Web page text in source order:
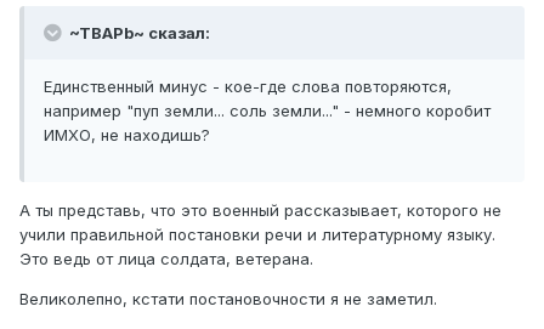
~TBAPb~ сказал:
Единственный минус - кое-где слова повторяются,
например "пуп земли... соль земли..." - немного коробит
ИМХО, не находишь?
А ты представь, что это военный рассказывает, которого не
учили правильной постановки речи и литературному языку.
Это ведь от лица солдата, ветерана.
Великолепно, кстати постановочности я не заметил.